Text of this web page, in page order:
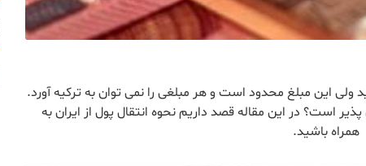
ولی این مبلغ محدود است و هر مبلغی را نمی توان به ترکیه آورد.
است؟ در این مقاله قصد داریم نحوه انتقال پول از ایران به
همراه باشید.